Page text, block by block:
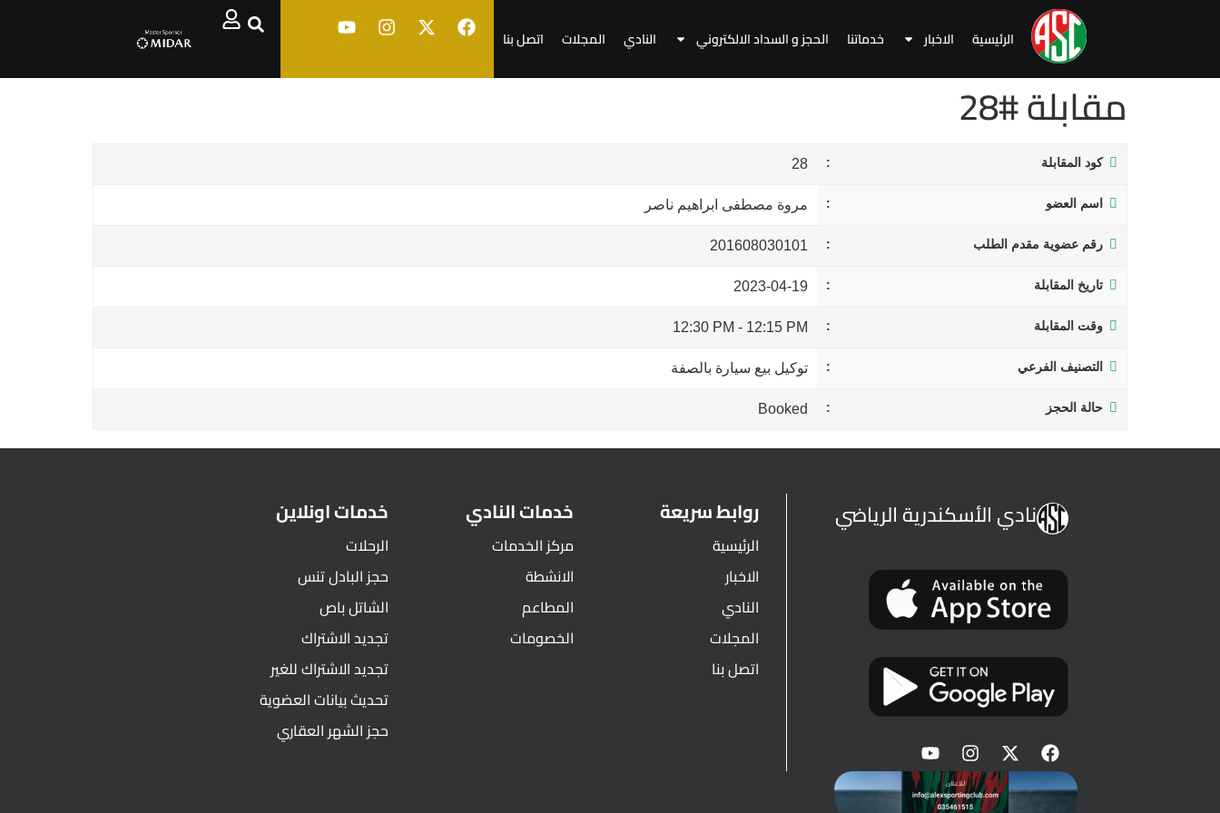
الرئيسية الاخبار خدماتنا الحجز و السداد الالكتروني النادي المجلات اتصل بنا
مقابلة #28
كود المقابلة 28
اسم العضو مروة مصطفى ابراهيم ناصر
رقم عضوية مقدم الطلب 201608030101
تاريخ المقابلة 2023-04-19
وقت المقابلة 12:15 PM
-
12:30 PM
التصنيف الفرعي توكيل بيع سيارة بالصفة
حالة الحجز Booked
نادي الأسكندرية الرياضي روابط سريعة
الرئيسية
الاخبار
النادي
المجلات
اتصل بنا
خدمات النادي
مركز الخدمات
الانشطة
المطاعم
الخصومات
خدمات اونلاين
الرحلات
حجز البادل تنس
الشاتل باص
تجديد الاشتراك
تجديد الاشتراك للغير
تحديث بيانات العضوية
حجز الشهر العقاري